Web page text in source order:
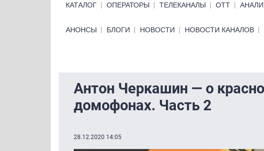
КАТАЛОГ ОПЕРАТОРЫ ТЕЛЕКАНАЛЫ ОТТ
Primary links bottom
АНОНСЫ БЛОГИ НОВОСТИ НОВОСТИ КАНАЛОВ
Антон Черкашин — о
домофонах. Часть 2
28.12.2020 14:05